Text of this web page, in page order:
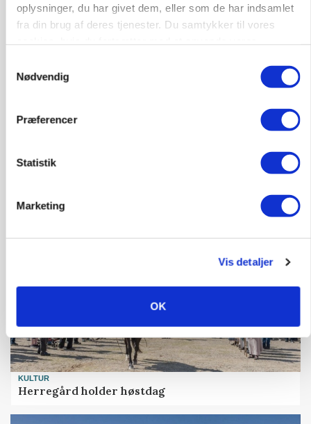
oplysninger, du har givet dem, eller som de har indsamlet
fra din brug af deres tjenester. Du samtykker til vores
Nødvendig
Præferencer
Statistik
Marketing
Vis detaljer
OK
KULTUR
Herregård holder høstdag